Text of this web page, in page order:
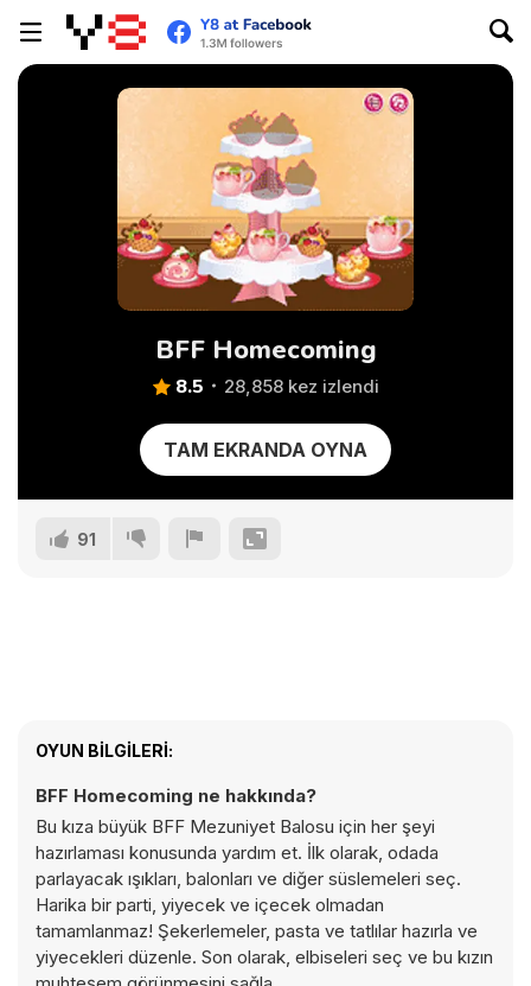
BFF Homecoming
8.5 28,858 kez izlendi
TAM EKRANDA OYNA
91
OYUN BILGILERI:
BFF Homecoming ne hakkında?
Bu kıza büyük BFF Mezuniyet Balosu için her şeyi
hazırlaması konusunda yardım et. İlk olarak, odada
parlayacak ışıkları, balonları ve diğer süslemeleri seç.
Harika bir parti, yiyecek ve içecek olmadan
tamamlanmaz! Şekerlemeler, pasta ve tatlılar hazırla ve
yiyecekleri düzenle. Son olarak, elbiseleri seç ve bu kızın